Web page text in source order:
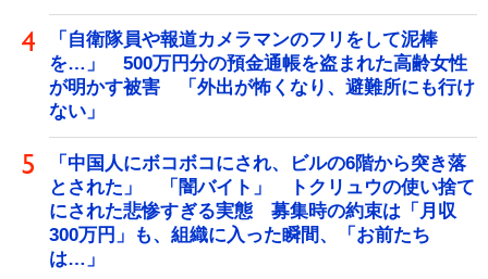
「自衛隊員や報道カメラマンのフリをして泥棒
を…」 500万円分の預金通帳を盗まれた高齢女性
が明かす被害 「外出が怖くなり、避難所にも行け
ない」
「中国人にボコボコにされ、ビルの6階から突き落
とされた」 「闇バイト」 トクリュウの使い捨て
にされた悲惨すぎる実態 募集時の約束は「月収
300万円」も、組織に入った瞬間、「お前たち
は…」